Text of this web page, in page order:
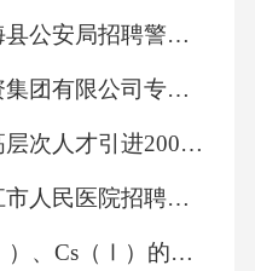
得享受，从而过上
不应因某个人在某
价值。我们只需在
，对于普通人来说
是选拔出谁，而是
2026青海黄南州兴海县公安局招聘警务辅助人员8人农业笔试备考题库及答案解析
2026年芜湖宜居投资集团有限公司专业技术人员招聘农业考试模拟试题及答案解析
2026贵州安顺学院高层次人才引进200人农业考试备考试题及答案解析
2026江苏泰州市靖江市人民医院招聘临时工4名农业笔试备考试题及答案解析
冠醚衍生物与Rb（Ⅰ）、Cs（Ⅰ）的络合机理研究